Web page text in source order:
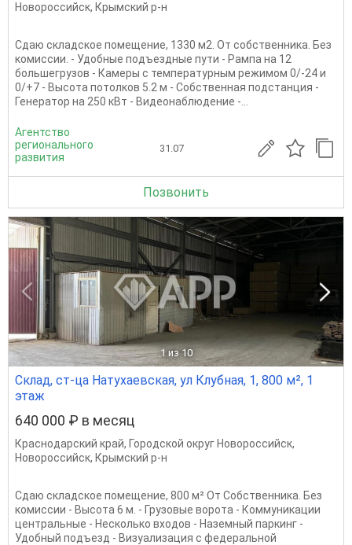
Новороссийск, Крымский р-н
Сдаю складское помещение, 1330 м2. От собственника. Без
комиссии. - Удобные подъездные пути - Рампа на 12
большегрузов - Камеры с температурным режимом 0/-24 и
0/+7 - Высота потолков 5.2 м - Собственная подстанция -
Генератор на 250 кВт - Видеонаблюдение -...
Агентство
регионального
развития
31.07
Позвонить
1 из 10
Склад, ст-ца Натухаевская, ул Клубная, 1, 800 м², 1
этаж
640 000 ₽ в месяц
Краснодарский край, Городской округ Новороссийск,
Новороссийск, Крымский р-н
Сдаю складское помещение, 800 м² От Собственника. Без
комиссии - Высота 6 м. - Грузовые ворота - Коммуникации
центральные - Несколько входов - Наземный паркинг -
Удобный подъезд - Визуализация с федеральной